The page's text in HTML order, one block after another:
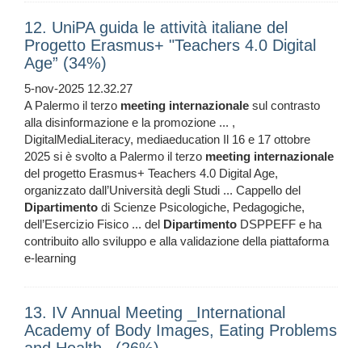
12. UniPA guida le attività italiane del
Progetto Erasmus+ "Teachers 4.0 Digital
Age” (34%)
5-nov-2025 12.32.27
A Palermo il terzo meeting internazionale sul contrasto
alla disinformazione e la promozione ... ,
DigitalMediaLiteracy, mediaeducation Il 16 e 17 ottobre
2025 si è svolto a Palermo il terzo meeting internazionale
del progetto Erasmus+ Teachers 4.0 Digital Age,
organizzato dall’Università degli Studi ... Cappello del
Dipartimento di Scienze Psicologiche, Pedagogiche,
dell’Esercizio Fisico ... del Dipartimento DSPPEFF e ha
contribuito allo sviluppo e alla validazione della piattaforma
e-learning
13. IV Annual Meeting _International
Academy of Body Images, Eating Problems